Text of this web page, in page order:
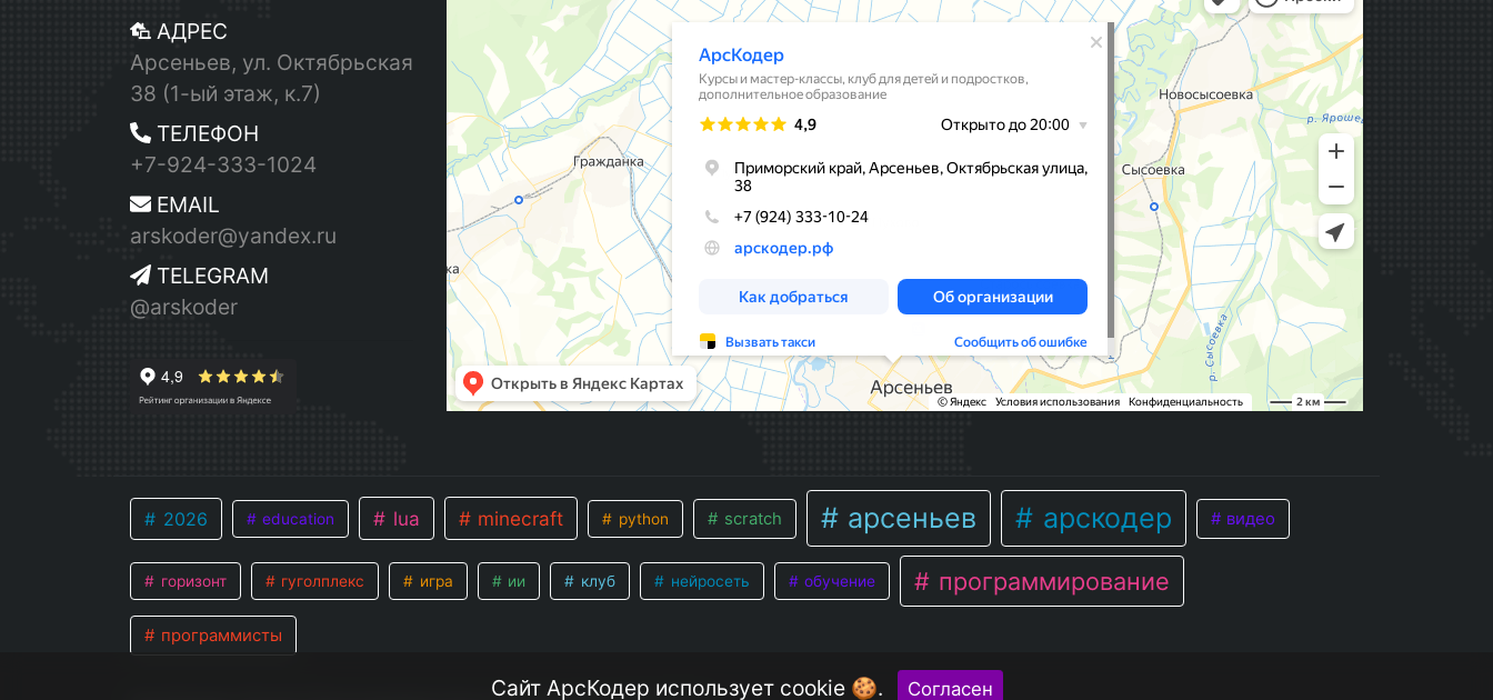
АДРЕС
Арсеньев, ул. Октябрьская
38 (1-ый этаж, к.7)
ТЕЛЕФОН
+7-924-333-1024
EMAIL
arskoder@yandex.ru
TELEGRAM
@arskoder
2026 education lua minecraft python scratch арсеньев арскодер видео
горизонт гуголплекс игра ии клуб нейросеть обучение программирование
программисты
Сайт АрсКодер использует cookie 🍪. Согласен